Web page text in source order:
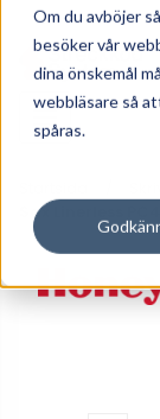
Om du avböjer
besöker vår
dina önskemål
webbläsare så
spåras.
010-162 61 90
Sax Linerless